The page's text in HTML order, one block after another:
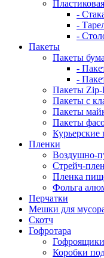
-
-
-
Пакеты
Пакеты
-
-
Пакеты
Пакеты с
Пакеты
Пакеты
Курьерские
Пленки
Воздушно-
Стрейч-
Пленка
Фольга
Перчатки
Мешки для
Скотч
Гофротара
Гофроящики
Коробки